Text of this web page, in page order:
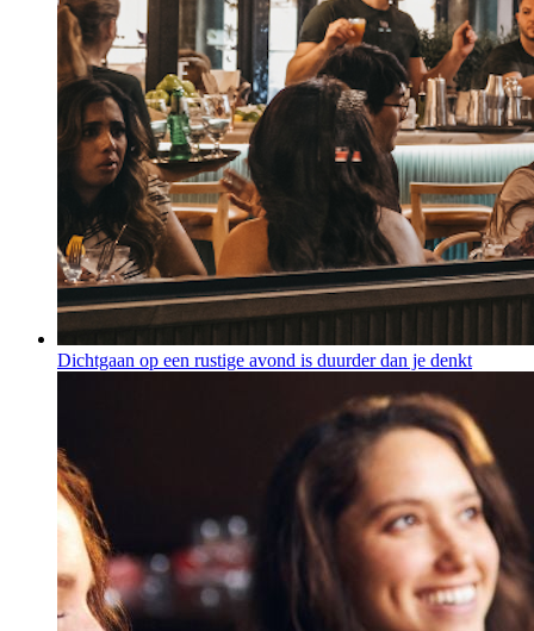
Dichtgaan op een rustige avond is duurder dan je denkt